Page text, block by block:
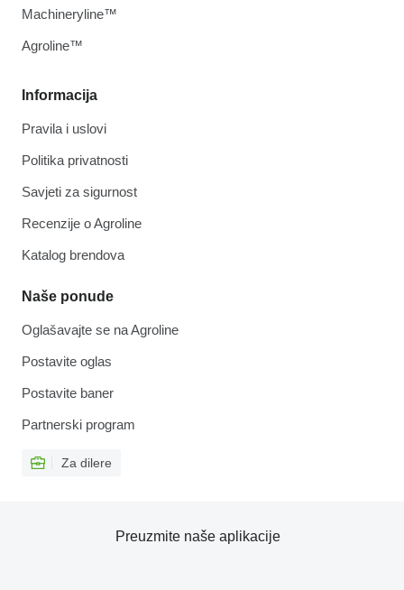
Informacija
Pravila i uslovi
Politika privatnosti
Savjeti za sigurnost
Recenzije o Agroline
Katalog brendova
Naše ponude
Oglašavajte se na Agroline
Postavite oglas
Postavite baner
Partnerski program
Za dilere
Machineryline™
Agroline™
Preuzmite naše aplikacije